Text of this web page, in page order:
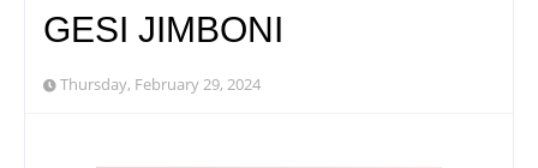
GESI JIMBONI
Thursday, February 29, 2024